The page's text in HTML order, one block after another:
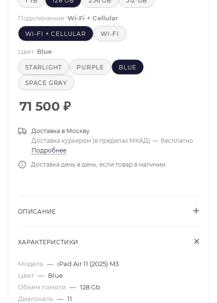
Подключение: Wi-Fi + Cellular
WI-FI + CELLULAR WI-FI
Цвет: Blue
STARLIGHT PURPLE BLUE
SPACE GRAY
71 500 ₽
Доставка в Москву
Доставка курьером (в пределах МКАД) — бесплатно
Подробнее
Доставка день в день, если товар в наличии.
ОПИСАНИЕ
ХАРАКТЕРИСТИКИ
Модель — iPad Air 11 (2025) M3
Цвет — Blue
Объем памяти — 128 Gb
Диагональ — 11